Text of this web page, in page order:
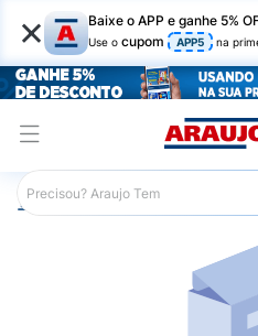
× Baixe o APP e ganhe 5%
Use o cupom APP5 na
Araujo Medicamentos